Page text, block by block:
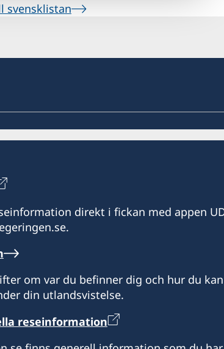
svensklistan
direkt i fickan med appen
om var du befinner dig och hur du kan
din utlandsvistelse.
reseinformation